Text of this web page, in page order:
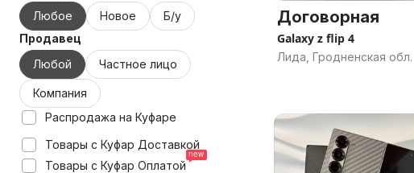
Любое
Новое
Б/у
Продавец
Любой
Частное лицо
Компания
Распродажа на Куфаре
Товары с Куфар Доставкой
Товары с Куфар Оплатой
Договорная
Galaxy z flip 4
Лида, Гродненская обл.